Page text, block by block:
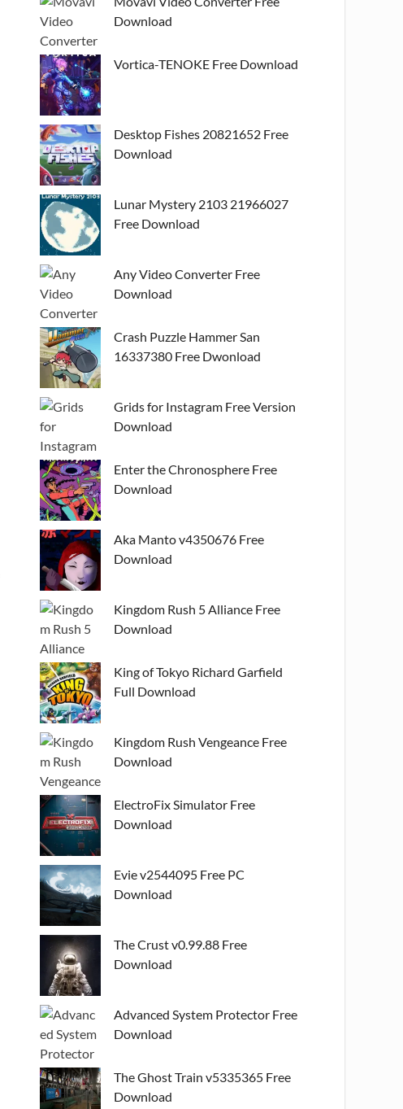
Download
Vortica-TENOKE Free Download
Desktop Fishes 20821652 Free
Download
Lunar Mystery 2103 21966027
Free Download
Any Video Converter Free
Download
Crash Puzzle Hammer San
16337380 Free Dwonload
Grids for Instagram Free Version
Download
Enter the Chronosphere Free
Download
Aka Manto v4350676 Free
Download
Kingdom Rush 5 Alliance Free
Download
King of Tokyo Richard Garfield
Full Download
Kingdom Rush Vengeance Free
Download
ElectroFix Simulator Free
Download
Evie v2544095 Free PC
Download
The Crust v0.99.88 Free
Download
Advanced System Protector Free
Download
The Ghost Train v5335365 Free
Download